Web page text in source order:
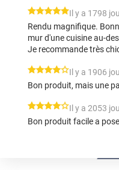
*****
Il y a 1798
Rendu magnifique.
mur d'une cuisine au-
Je recommande très
*****Il y a 1906
Bon produit, mais une
*****Il y a 2053
Bon produit facile a